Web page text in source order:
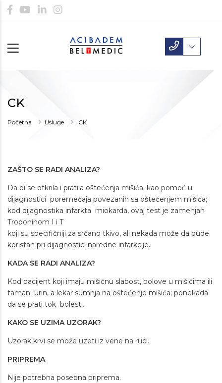
CK
Početna Usluge CK
ZAŠTO SE RADI ANALIZA?
Da bi se otkrila i pratila oštećenja mišića; kao pomoć u
dijagnostici poremećaja povezanih sa oštećenjem mišića;
kod dijagnostika infarkta miokarda, ovaj test je zamenjan
Troponinom I i T
koji su specifičniji za srčano tkivo, ali nekada može da bude
koristan pri dijagnostici naredne infarkcije.
KADA SE RADI ANALIZA?
Kod pacijent koji imaju mišićnu slabost, bolove u mišićima ili
taman urin, a lekar sumnja na oštećenje mišića; ponekada
da se prati tok bolesti.
KAKO SE UZIMA UZORAK?
Uzorak krvi se može uzeti iz vene na ruci.
PRIPREMA
Nije potrebna posebna priprema.